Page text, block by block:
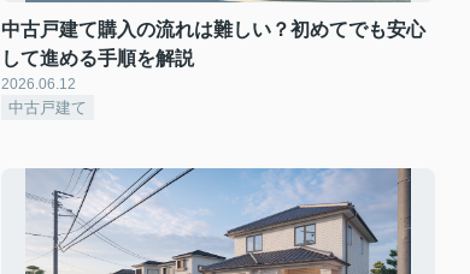
中古戸建て購入の流れは難しい？初めてでも安心
して進める手順を解説
2026.06.12
中古戸建て